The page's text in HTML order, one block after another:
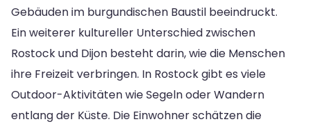
Gebäuden im burgundischen Baustil beeindruckt.
Ein weiterer kultureller Unterschied zwischen
Rostock und Dijon besteht darin, wie die Menschen
ihre Freizeit verbringen. In Rostock gibt es viele
Outdoor-Aktivitäten wie Segeln oder Wandern
entlang der Küste. Die Einwohner schätzen die